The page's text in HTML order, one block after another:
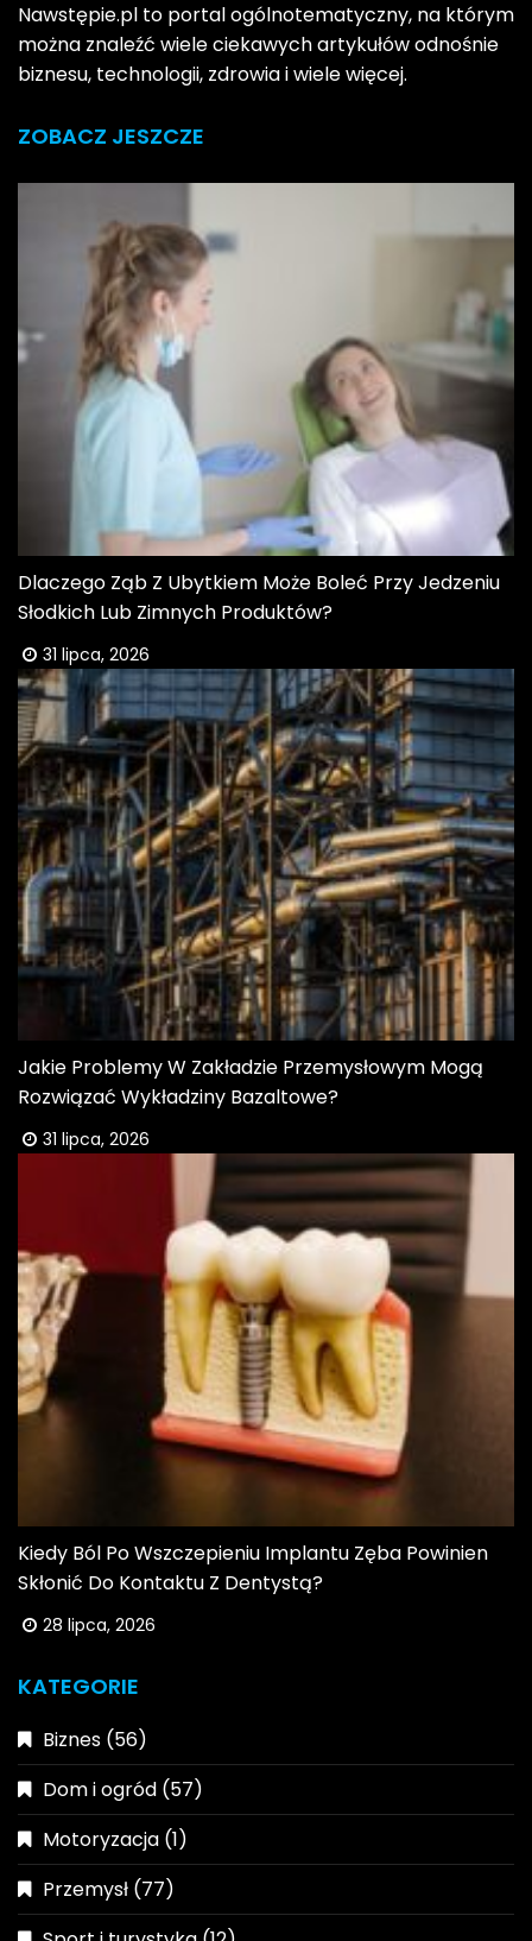
Nawstępie.pl to portal ogólnotematyczny, na którym
można znaleźć wiele ciekawych artykułów odnośnie
biznesu, technologii, zdrowia i wiele więcej.
ZOBACZ JESZCZE
Dlaczego Ząb Z Ubytkiem Może Boleć Przy Jedzeniu
Słodkich Lub Zimnych Produktów?
31 lipca, 2026
Jakie Problemy W Zakładzie Przemysłowym Mogą
Rozwiązać Wykładziny Bazaltowe?
31 lipca, 2026
Kiedy Ból Po Wszczepieniu Implantu Zęba Powinien
Skłonić Do Kontaktu Z Dentystą?
28 lipca, 2026
KATEGORIE
Biznes (56)
Dom i ogród (57)
Motoryzacja (1)
Przemysł (77)